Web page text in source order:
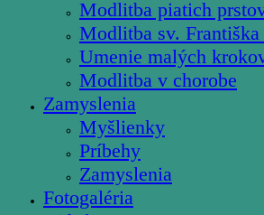
Modlitba piatich
Modlitba sv.
Umenie malých
Modlitba v chorobe
Zamyslenia
Myšlienky
Príbehy
Zamyslenia
Fotogaléria